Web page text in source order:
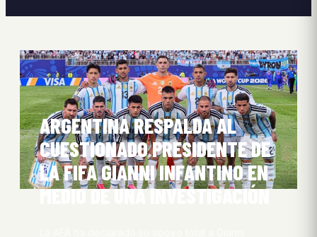
ARGENTINA RESPALDA AL
CUESTIONADO PRESIDENTE DE
LA FIFA GIANNI INFANTINO EN
MEDIO DE UNA INVESTIGACIÓN